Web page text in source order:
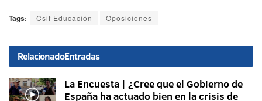
Tags: Csif Educación Oposiciones
RelacionadoEntradas
La Encuesta | ¿Cree que el Gobierno de
España ha actuado bien en la crisis de